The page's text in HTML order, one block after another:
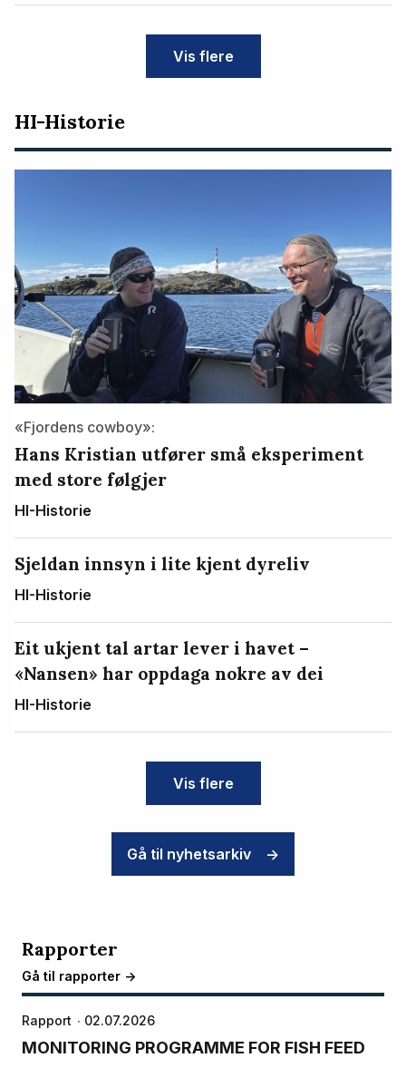
Vis flere
HI-Historie
«Fjordens cowboy»:
Hans Kristian utfører små eksperiment
med store følgjer
HI-Historie
Sjeldan innsyn i lite kjent dyreliv
HI-Historie
Eit ukjent tal artar lever i havet –
«Nansen» har oppdaga nokre av dei
HI-Historie
Vis flere
Gå til nyhetsarkiv ->
Rapporter
Gå til rapporter ->
Rapport 02.07.2026
MONITORING PROGRAMME FOR FISH FEED